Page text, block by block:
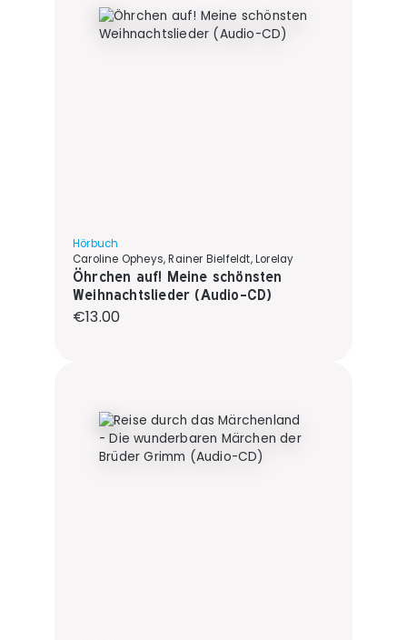
Hörbuch
Caroline Opheys, Rainer Bielfeldt, Lorelay
Öhrchen auf! Meine schönsten
Weihnachtslieder (Audio-CD)
Regular price:
€13.00